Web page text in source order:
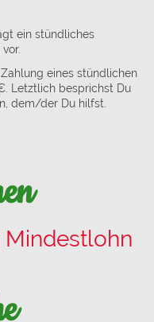
ein stündliches
eines stündlichen
Letztlich besprichst Du
dem/der Du hilfst.
Mindestlohn